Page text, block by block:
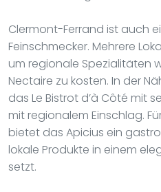
Clermont-Ferrand ist auch
Feinschmecker. Mehrere
um regionale Spezialitäten
Nectaire zu kosten. In der
das Le Bistrot d’à Côté mit
mit regionalem Einschlag.
bietet das Apicius ein
lokale Produkte in einem
setzt.